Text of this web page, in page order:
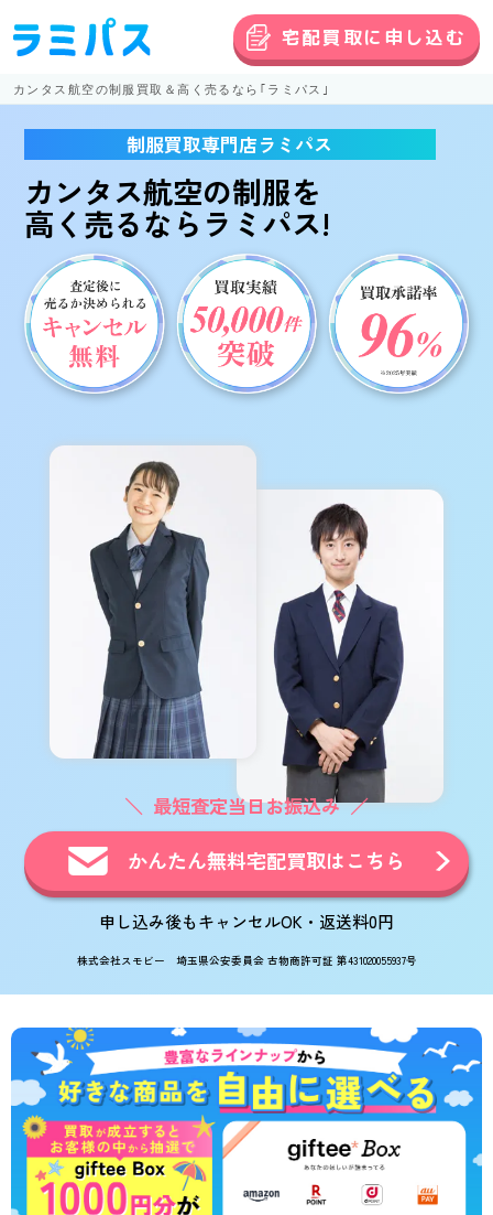
カンタス航空の制服買取＆高く売るなら｢ラミパス｣
宅配買取に申し込む
制服買取専門店ラミパス
カンタス航空の制服を
高く売るならラミパス!
最短査定当日お振込み
かんたん無料宅配買取はこちら
申し込み後もキャンセルOK・返送料0円
株式会社スモビー 埼玉県公安委員会 古物商許可証 第431020055937号